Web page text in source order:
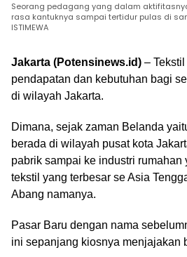
Seorang pedagang yang dalam
rasa kantuknya sampai tertidur pulas di
ISTIMEWA
Jakarta (Potensinews.id) –
pendapatan dan kebutuhan bagi
di wilayah Jakarta.
Dimana, sejak zaman Belanda
berada di wilayah pusat kota
pabrik sampai ke industri rumahan
tekstil yang terbesar se Asia
Abang namanya.
Pasar Baru dengan nama
ini sepanjang kiosnya menjajakan